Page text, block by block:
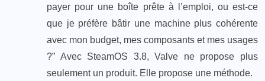
payer pour une boîte prête à l’emploi, ou est-ce
que je préfère bâtir une machine plus cohérente
avec mon budget, mes composants et mes usages
?” Avec SteamOS 3.8, Valve ne propose plus
seulement un produit. Elle propose une méthode.